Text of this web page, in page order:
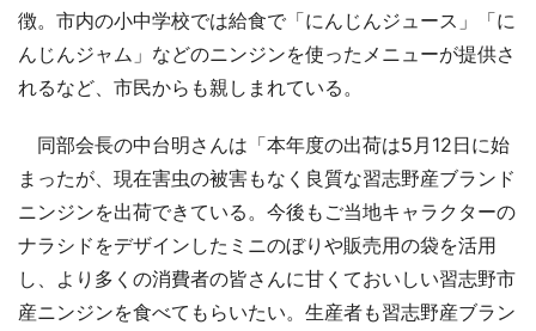
徴。市内の小中学校では給食で「にんじんジュース」「に
んじんジャム」などのニンジンを使ったメニューが提供さ
れるなど、市民からも親しまれている。
同部会長の中台明さんは「本年度の出荷は5月12日に始
まったが、現在害虫の被害もなく良質な習志野産ブランド
ニンジンを出荷できている。今後もご当地キャラクターの
ナラシドをデザインしたミニのぼりや販売用の袋を活用
し、より多くの消費者の皆さんに甘くておいしい習志野市
産ニンジンを食べてもらいたい。生産者も習志野産ブラン